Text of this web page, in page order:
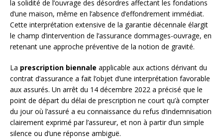
la solidité de l’ouvrage des désordres affectant les fondations
d’une maison, même en l’absence d’effondrement immédiat.
Cette interprétation extensive de la garantie décennale élargit
le champ d’intervention de l’assurance dommages-ouvrage, en
retenant une approche préventive de la notion de gravité.
La prescription biennale applicable aux actions dérivant du
contrat d’assurance a fait l’objet d’une interprétation favorable
aux assurés. Un arrêt du 14 décembre 2022 a précisé que le
point de départ du délai de prescription ne court qu’à compter
du jour où l’assuré a eu connaissance du refus d’indemnisation
clairement exprimé par l’assureur, et non à partir d’un simple
silence ou d’une réponse ambiguë.